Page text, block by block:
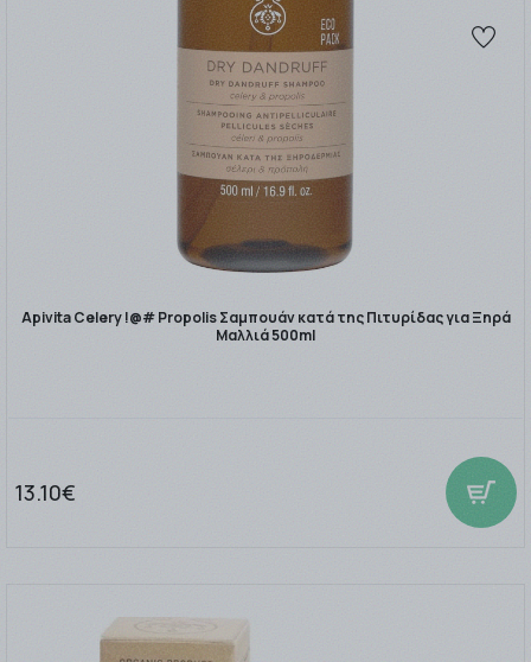
Apivita Celery !@# Propolis Σαμπουάν κατά της Πιτυρίδας για Ξηρά
Μαλλιά 500ml
13.10€